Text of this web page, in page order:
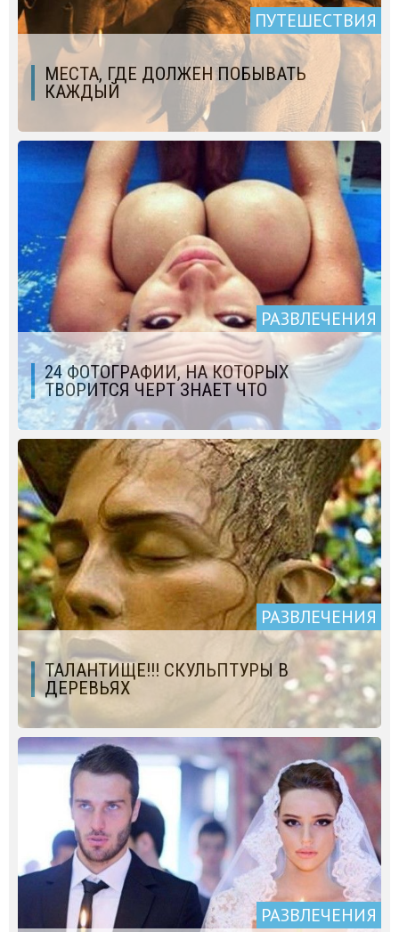
ПУТЕШЕСТВИЯ
МЕСТА, ГДЕ ДОЛЖЕН ПОБЫВАТЬ
КАЖДЫЙ
РАЗВЛЕЧЕНИЯ
24 ФОТОГРАФИИ, НА КОТОРЫХ
ТВОРИТСЯ ЧЕРТ ЗНАЕТ ЧТО
РАЗВЛЕЧЕНИЯ
ТАЛАНТИЩЕ!!! СКУЛЬПТУРЫ В
ДЕРЕВЬЯХ
РАЗВЛЕЧЕНИЯ